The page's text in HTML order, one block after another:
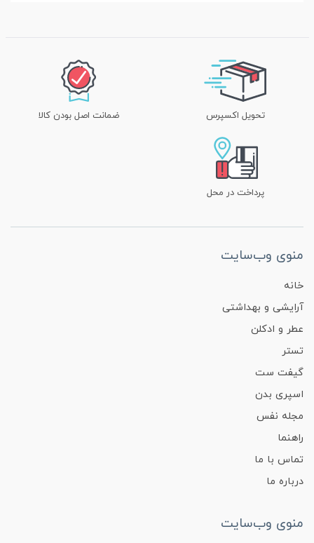
تحویل اکسپرس ضمانت اصل بودن کالا
پرداخت در محل
منوی وب‌سایت
خانه
آرایشی و بهداشتی
عطر و ادکلن
تستر
گیفت ست
اسپری بدن
مجله نفس
راهنما
تماس با ما
درباره ما
منوی وب‌سایت